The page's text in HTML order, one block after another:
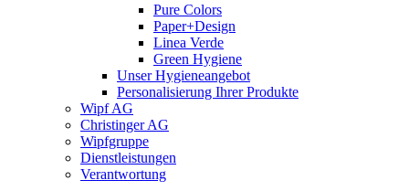
Pure Colors
Paper+Design
Linea Verde
Green Hygiene
Unser Hygieneangebot
Personalisierung Ihrer Produkte
Wipf AG
Christinger AG
Wipfgruppe
Dienstleistungen
Verantwortung